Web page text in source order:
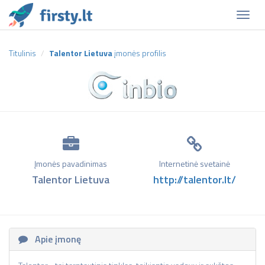
Titulinis Talentor Lietuvaįmonės profilis
Įmonės pavadinimas
Talentor Lietuva
Internetinė svetainė
http://talentor.lt/
Apie įmonę